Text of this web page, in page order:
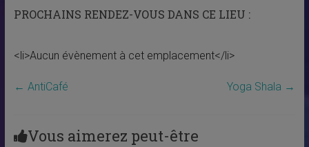
PROCHAINS RENDEZ-VOUS DANS CE LIEU :
<li>Aucun évènement à cet emplacement</li>
← AntiCafé Yoga Shala →
Vous aimerez peut-être